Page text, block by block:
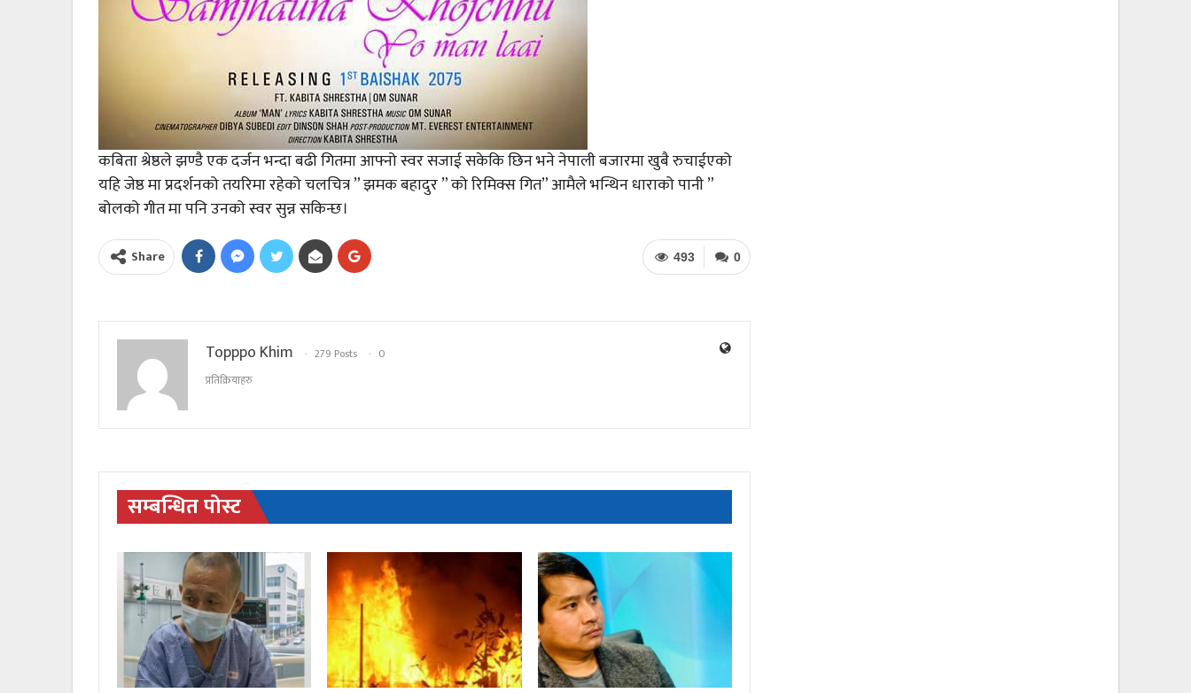
कबिता श्रेष्ठले झण्डै एक दर्जन भन्दा बढी गितमा आफ्नो स्वर सजाई सकेकि छिन भने नेपाली बजारमा खुबै रुचाईएको
यहि जेष्ठ मा प्रदर्शनको तयरिमा रहेको चलचित्र ” झमक बहादुर ” को रिमिक्स गित” आमैले भन्थिन धाराको पानी ”
बोलको गीत मा पनि उनको स्वर सुन्न सकिन्छ।
0
493
Share
Topppo Khim 279 Posts
0
प्रतिक्रियाहरु
सम्बन्धित पोस्ट